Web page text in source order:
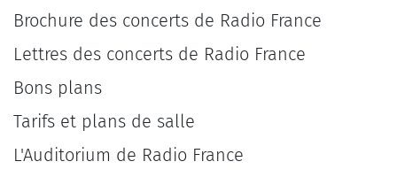
Brochure des concerts de Radio France
Lettres des concerts de Radio France
Bons plans
Tarifs et plans de salle
L'Auditorium de Radio France